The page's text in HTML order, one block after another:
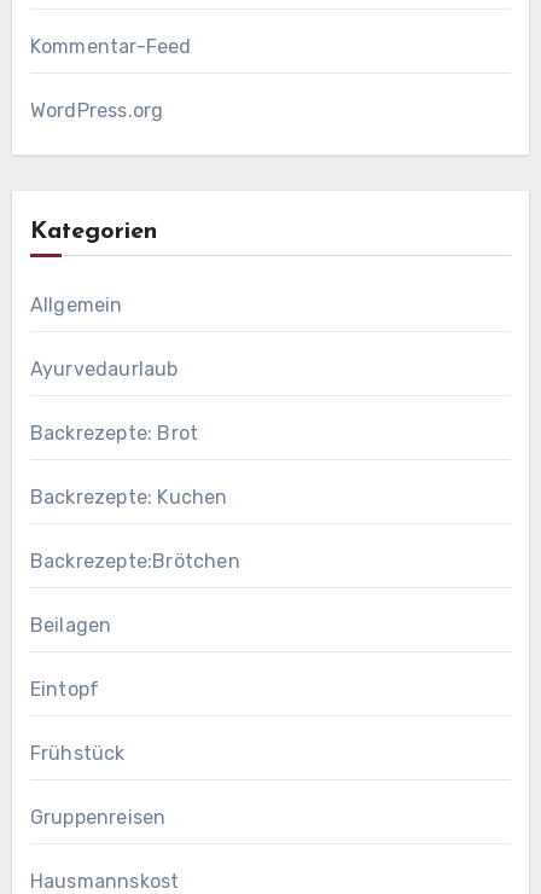
Kommentar-Feed
WordPress.org
Kategorien
Allgemein
Ayurvedaurlaub
Backrezepte: Brot
Backrezepte: Kuchen
Backrezepte:Brötchen
Beilagen
Eintopf
Frühstück
Gruppenreisen
Hausmannskost